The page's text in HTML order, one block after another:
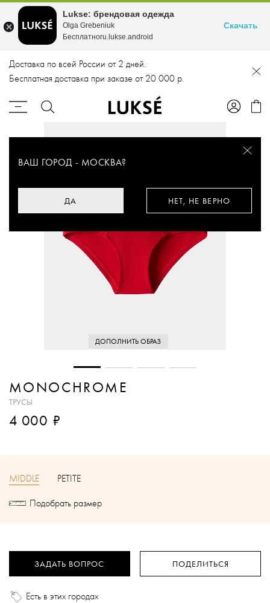
Доставка по всей России от 2 дней.
Бесплатная доставка при заказе от 20 000 р.
ВАШ ГОРОД - МОСКВА?
ДА НЕТ, НЕ ВЕРНО
ДОПОЛНИТЬ ОБРАЗ
MONOCHROME
ТРУСЫ
4 000 ₽
MIDDLE
PETITE
Подобрать размер
ЗАДАТЬ ВОПРОС ПОДЕЛИТЬСЯ
Есть в этих городах
Lukse: брендовая одежда
Olga Grebeniuk
Бесплатноru.lukse.android
Скачать